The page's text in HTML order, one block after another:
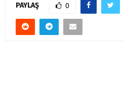
PAYLAŞ 0